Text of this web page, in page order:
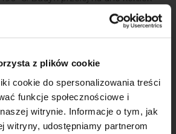
z plików cookie
cookie do spersonalizowania treści
funkcje społecznościowe i
witrynie. Informacje o tym, jak
witryny, udostępniamy partnerom
na kruszonkę.
×